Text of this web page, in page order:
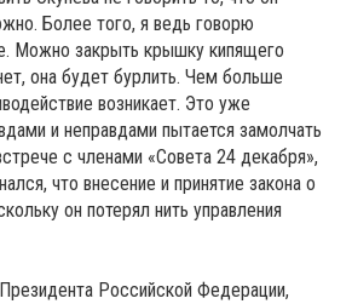
Более того, я ведь говорю
Можно закрыть крышку кипящего
она будет бурлить. Чем больше
возникает. Это уже
и неправдами пытается замолчать
с членами «Совета 24 декабря»,
что внесение и принятие закона о
он потерял нить управления
Российской Федерации,